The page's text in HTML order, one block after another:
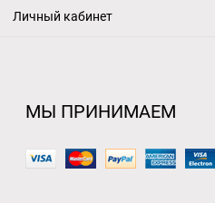
Личный кабинет
МЫ ПРИНИМАЕМ